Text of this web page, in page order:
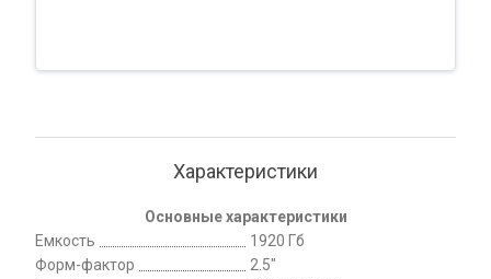
Характеристики
Основные характеристики
Емкость
1920 Гб
Форм-фактор
2.5"